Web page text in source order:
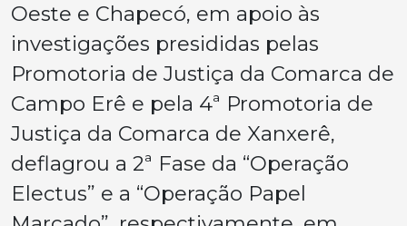
Oeste e Chapecó, em apoio às
investigações presididas pelas
Promotoria de Justiça da Comarca de
Campo Erê e pela 4ª Promotoria de
Justiça da Comarca de Xanxerê,
deflagrou a 2ª Fase da “Operação
Electus” e a “Operação Papel